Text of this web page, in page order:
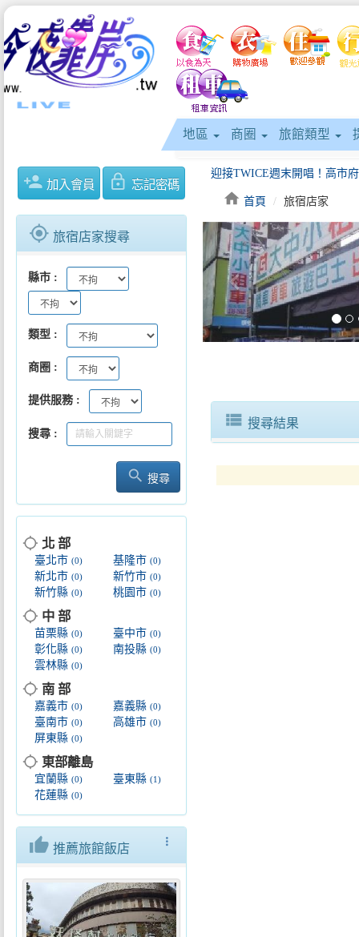
地區 商圈 旅館類型
person_add 加入會員 lock_outline 忘記密碼
gps_fixed 旅宿店家搜尋
縣市
類型
商圈
提供服務
搜尋
search 搜尋
location_searching 北 部
臺北市 (0) 基隆市(0)
新北市 (0) 新竹市(0)
新竹縣 (0) 桃園市(0)
location_searching 中 部
苗栗縣 (0) 臺中市(0)
彰化縣 (0) 南投縣(0)
雲林縣 (0)
location_searching 南 部
嘉義市 (0) 嘉義縣(0)
臺南市 (0) 高雄市(0)
屏東縣 (0)
location_searching 東部離島
宜蘭縣 (0) 臺東縣(1)
花蓮縣 (0)
more_vert
thumb_up 推薦旅館飯店
home 首頁 旅宿店家
keyboard_arrow_left
view_list 搜尋結果